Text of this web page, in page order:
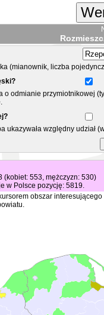
(mianownik, liczba
o odmianie przymiotnikowej
ukazywała względny
(kobiet: 553, mężczyzn: 530)
w Polsce pozycję: 5819.
obszar